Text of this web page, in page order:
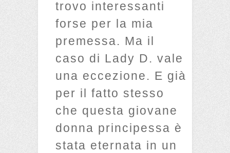
trovo interessanti
forse per la mia
premessa. Ma il
caso di Lady D. vale
una eccezione. E già
per il fatto stesso
che questa giovane
donna principessa è
stata eternata in un